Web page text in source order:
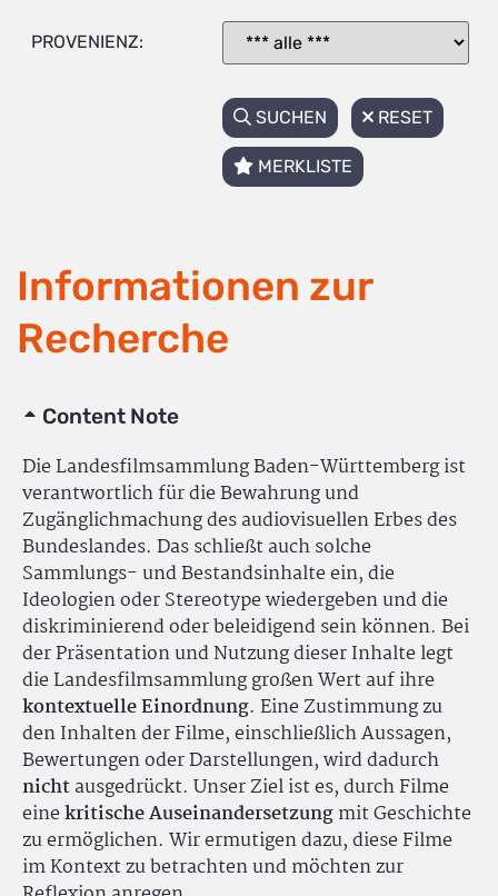
PROVENIENZ:
SUCHEN RESET
MERKLISTE
Informationen zur
Recherche
Content Note
Die Landesfilmsammlung Baden-Württemberg ist
verantwortlich für die Bewahrung und
Zugänglichmachung des audiovisuellen Erbes des
Bundeslandes. Das schließt auch solche
Sammlungs- und Bestandsinhalte ein, die
Ideologien oder Stereotype wiedergeben und die
diskriminierend oder beleidigend sein können. Bei
der Präsentation und Nutzung dieser Inhalte legt
die Landesfilmsammlung großen Wert auf ihre
kontextuelle Einordnung. Eine Zustimmung zu
den Inhalten der Filme, einschließlich Aussagen,
Bewertungen oder Darstellungen, wird dadurch
nichtausgedrückt. Unser Ziel ist es, durch Filme
einekritische Auseinandersetzungmit Geschichte
zu ermöglichen. Wir ermutigen dazu, diese Filme
im Kontext zu betrachten und möchten zur